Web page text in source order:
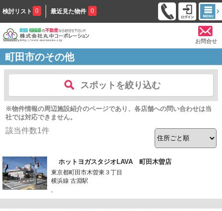
検討リスト 0 最近見た物件 0
お問合せ
町田市のその他
スポットを絞り込む
※物件情報の周辺施設紹介のページであり、各店舗への問い合わせは当
社では対応できません。
該当件数1件
ホットヨガスタジオLAVA 町田木曽店
東京都町田市木曽東３丁目
横浜線 古淵駅
-